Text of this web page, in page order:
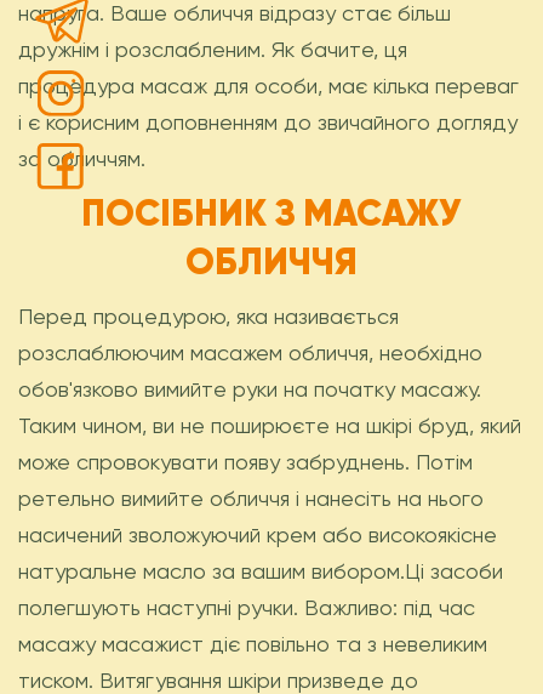
напруга. Ваше обличчя відразу стає більш
дружнім і розслабленим. Як бачите, ця
процедура масаж для особи, має кілька переваг
і є корисним доповненням до звичайного догляду
за обличчям.
ПОСІБНИК З МАСАЖУ
ОБЛИЧЧЯ
Перед процедурою, яка називається
розслаблюючим масажем обличчя, необхідно
обов'язково вимийте руки на початку масажу.
Таким чином, ви не поширюєте на шкірі бруд, який
може спровокувати появу забруднень. Потім
ретельно вимийте обличчя і нанесіть на нього
насичений зволожуючий крем або високоякісне
натуральне масло за вашим вибором.Ці засоби
полегшують наступні ручки. Важливо: під час
масажу масажист діє повільно та з невеликим
тиском. Витягування шкіри призведе до